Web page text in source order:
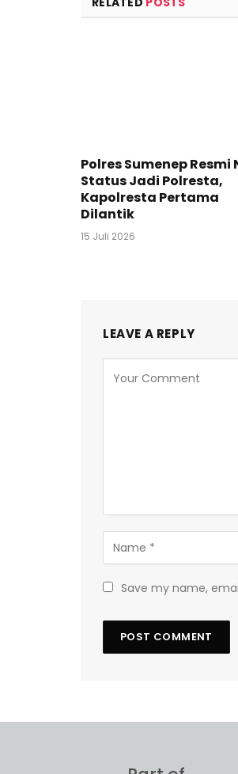
Polres Sumenep Resmi
Status Jadi Polresta,
Kapolresta Pertama
Dilantik
15 Juli 2026
LEAVE A REPLY
Save my name,